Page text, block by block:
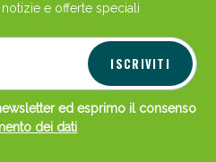
e offerte speciali
ISCRIVITI
ed esprimo il consenso
dei dati